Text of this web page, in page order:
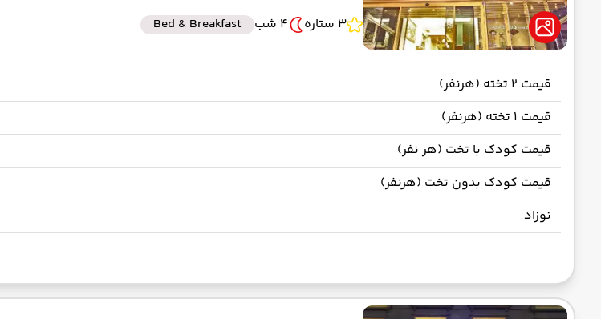
3 ستاره
4 شب Bed & Breakfast
قیمت 2 تخته (هرنفر)
قیمت 1 تخته (هرنفر)
قیمت کودک با تخت (هر نفر)
قیمت کودک بدون تخت (هرنفر)
نوزاد